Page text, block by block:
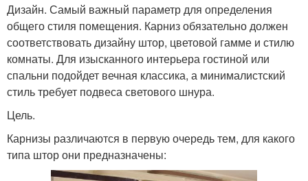
Дизайн. Самый важный параметр для определения
общего стиля помещения. Карниз обязательно должен
соответствовать дизайну штор, цветовой гамме и стилю
комнаты. Для изысканного интерьера гостиной или
спальни подойдет вечная классика, а минималистский
стиль требует подвеса светового шнура.
Цель.
Карнизы различаются в первую очередь тем, для какого
типа штор они предназначены: